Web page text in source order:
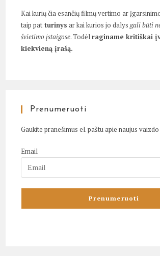
Kai kurių čia esančių filmų vertimo ar
taip pat turinys ar kai kurios jo dalysgali būti
švietimo įstaigose. Todėlraginame kritiškai
kiekvieną įrašą.
Prenumeruoti
Gaukite pranešimus el. paštu apie naujus
Email